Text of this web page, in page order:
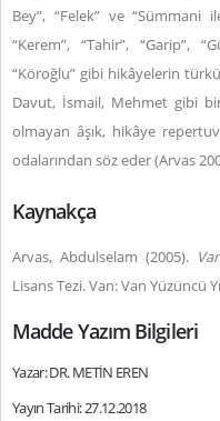
Bey”, “Felek” ve
“Kerem”, “Tahir”, “Garip”,
“Köroğlu” gibi hikâyelerin
Davut, İsmail, Mehmet gibi
olmayan âşık, hikâye
odalarından söz eder (Arvas
Kaynakça
Arvas, Abdulselam (2005).
Lisans Tezi. Van: Van Yüzüncü
Madde Yazım Bilgileri
Yazar: DR. METİN EREN
Yayın Tarihi: 27.12.2018